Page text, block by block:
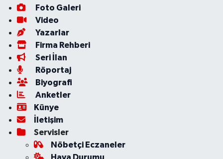
Foto Galeri
Video
Yazarlar
Firma Rehberi
Seri İlan
Röportaj
Biyografi
Anketler
Künye
İletişim
Servisler
Nöbetçi Eczaneler
Hava Durumu